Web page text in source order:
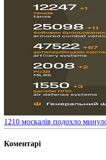
​1210 москалів подохло
Коментарі